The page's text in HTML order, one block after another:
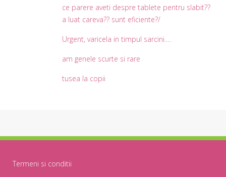
ce parere aveti despre tablete pentru slabit??
a luat careva?? sunt eficiente?/
Urgent, varicela in timpul sarcini….
am genele scurte si rare
tusea la copii
Termeni si conditii